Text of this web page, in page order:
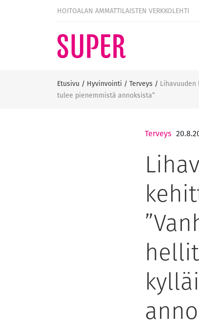
HOITOALAN AMMATTILAISTEN VERKKOLEHTI
Etusivu / Hyvinvointi / Terveys /
tulee pienemmistä annoksista”
Terveys